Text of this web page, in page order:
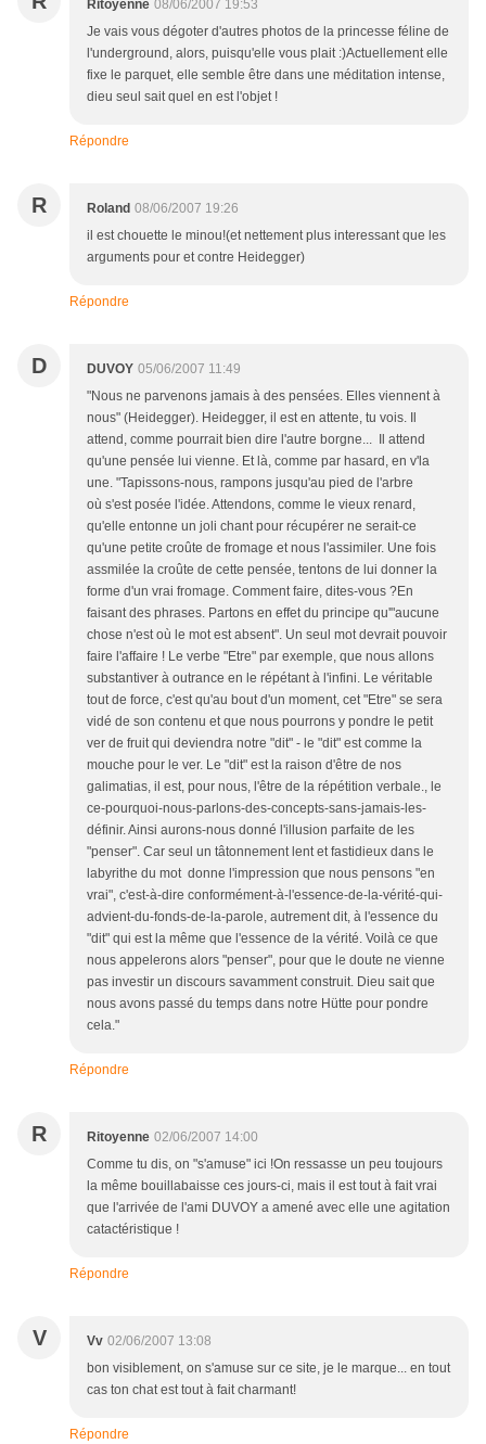
Ritoyenne 08/06/2007 19:53
Je vais vous dégoter d'autres photos de la princesse féline de
l'underground, alors, puisqu'elle vous plait :)Actuellement elle
fixe le parquet, elle semble être dans une méditation intense,
dieu seul sait quel en est l'objet !
Répondre
R Roland 08/06/2007 19:26
il est chouette le minou!(et nettement plus interessant que les
arguments pour et contre Heidegger)
Répondre
D DUVOY 05/06/2007 11:49
"Nous ne parvenons jamais à des pensées. Elles viennent à
nous" (Heidegger). Heidegger, il est en attente, tu vois. Il
attend, comme pourrait bien dire l'autre borgne... Il attend
qu'une pensée lui vienne. Et là, comme par hasard, en v'la
une. "Tapissons-nous, rampons jusqu'au pied de l'arbre
où s'est posée l'idée. Attendons, comme le vieux renard,
qu'elle entonne un joli chant pour récupérer ne serait-ce
qu'une petite croûte de fromage et nous l'assimiler. Une fois
assmilée la croûte de cette pensée, tentons de lui donner la
forme d'un vrai fromage. Comment faire, dites-vous ?En
faisant des phrases. Partons en effet du principe qu'"aucune
chose n'est où le mot est absent". Un seul mot devrait pouvoir
faire l'affaire ! Le verbe "Etre" par exemple, que nous allons
substantiver à outrance en le répétant à l'infini. Le véritable
tout de force, c'est qu'au bout d'un moment, cet "Etre" se sera
vidé de son contenu et que nous pourrons y pondre le petit
ver de fruit qui deviendra notre "dit" - le "dit" est comme la
mouche pour le ver. Le "dit" est la raison d'être de nos
galimatias, il est, pour nous, l'être de la répétition verbale., le
ce-pourquoi-nous-parlons-des-concepts-sans-jamais-les-
définir. Ainsi aurons-nous donné l'illusion parfaite de les
"penser". Car seul un tâtonnement lent et fastidieux dans le
labyrithe du mot donne l'impression que nous pensons "en
vrai", c'est-à-dire conformément-à-l'essence-de-la-vérité-qui-
advient-du-fonds-de-la-parole, autrement dit, à l'essence du
"dit" qui est la même que l'essence de la vérité. Voilà ce que
nous appelerons alors "penser", pour que le doute ne vienne
pas investir un discours savamment construit. Dieu sait que
nous avons passé du temps dans notre Hütte pour pondre
cela."
Répondre
R Ritoyenne 02/06/2007 14:00
Comme tu dis, on "s'amuse" ici !On ressasse un peu toujours
la même bouillabaisse ces jours-ci, mais il est tout à fait vrai
que l'arrivée de l'ami DUVOY a amené avec elle une agitation
catactéristique !
Répondre
V Vv 02/06/2007 13:08
bon visiblement, on s'amuse sur ce site, je le marque... en tout
cas ton chat est tout à fait charmant!
Répondre